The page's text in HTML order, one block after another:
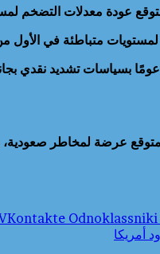
عودة معدلات التضخم
التي حددها البنك المركزي المصري في النصف الثاني من نفس
بسياسات تشديد نقدي
عرضة لمخاطر صعودية،
Odnoklassniki